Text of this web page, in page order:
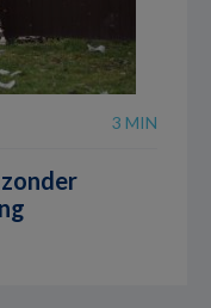
3 MIN